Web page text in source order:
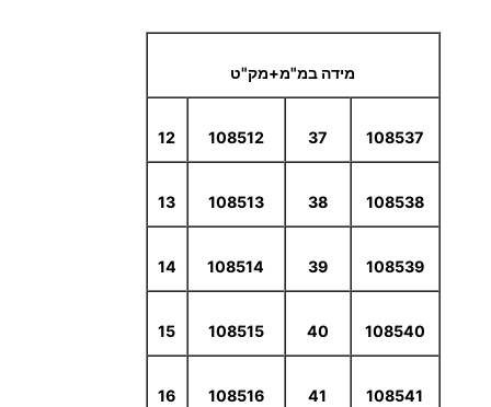
מידה במ"מ+מק"ט
108537
37
108512
12
108538
38
108513
13
108539
39
108514
14
108540
40
108515
15
108541
41
108516
16